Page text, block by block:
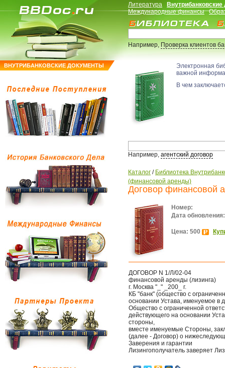
ВНУТРИБАНКОВСКИЕ ДОКУМЕНТЫ
Литература
Международные финансы
Например,Проверка клиентов
Электронная
важной
В чем
Например, агентский договор
Каталог / Библиотека
(финансовой аренды)
Договор финансовой
Номер:
Дата обновления:
Цена: 500
ДОГОВОР N 1/Л/02-04
финансовой аренды (лизинга)
г. Москва "_" _200_ г.
КБ "банк" (общество с
основании Устава, именуемое в
Общество с ограниченной
действующего на основании
стороны,
вместе именуемые Стороны,
(далее - Договор) о
Заверения и гарантии
Лизингополучатель заверяет